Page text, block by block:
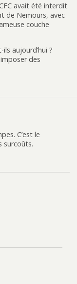
avait été interdit
de Nemours, avec
couche
aujourd’hui ?
des
C’est le
surcoûts.